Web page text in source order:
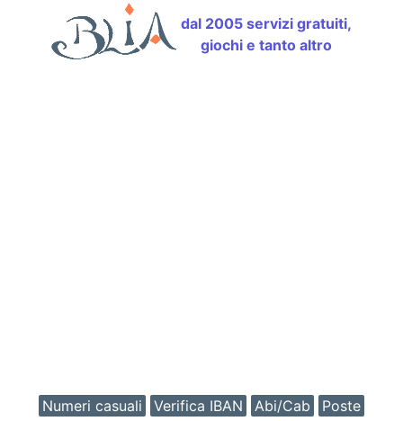
dal 2005 servizi gratuiti,
giochi e tanto altro
Numeri casuali Verifica IBAN Abi/Cab
Poste